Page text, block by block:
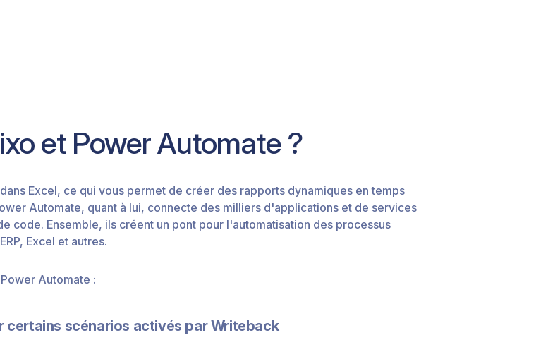
et Power Automate ?
Excel, ce qui vous permet de créer des rapports dynamiques en temps
Automate, quant à lui, connecte des milliers d'applications et de services
code. Ensemble, ils créent un pont pour l'automatisation des processus
Excel et autres.
Automate :
scénarios activés par Writeback